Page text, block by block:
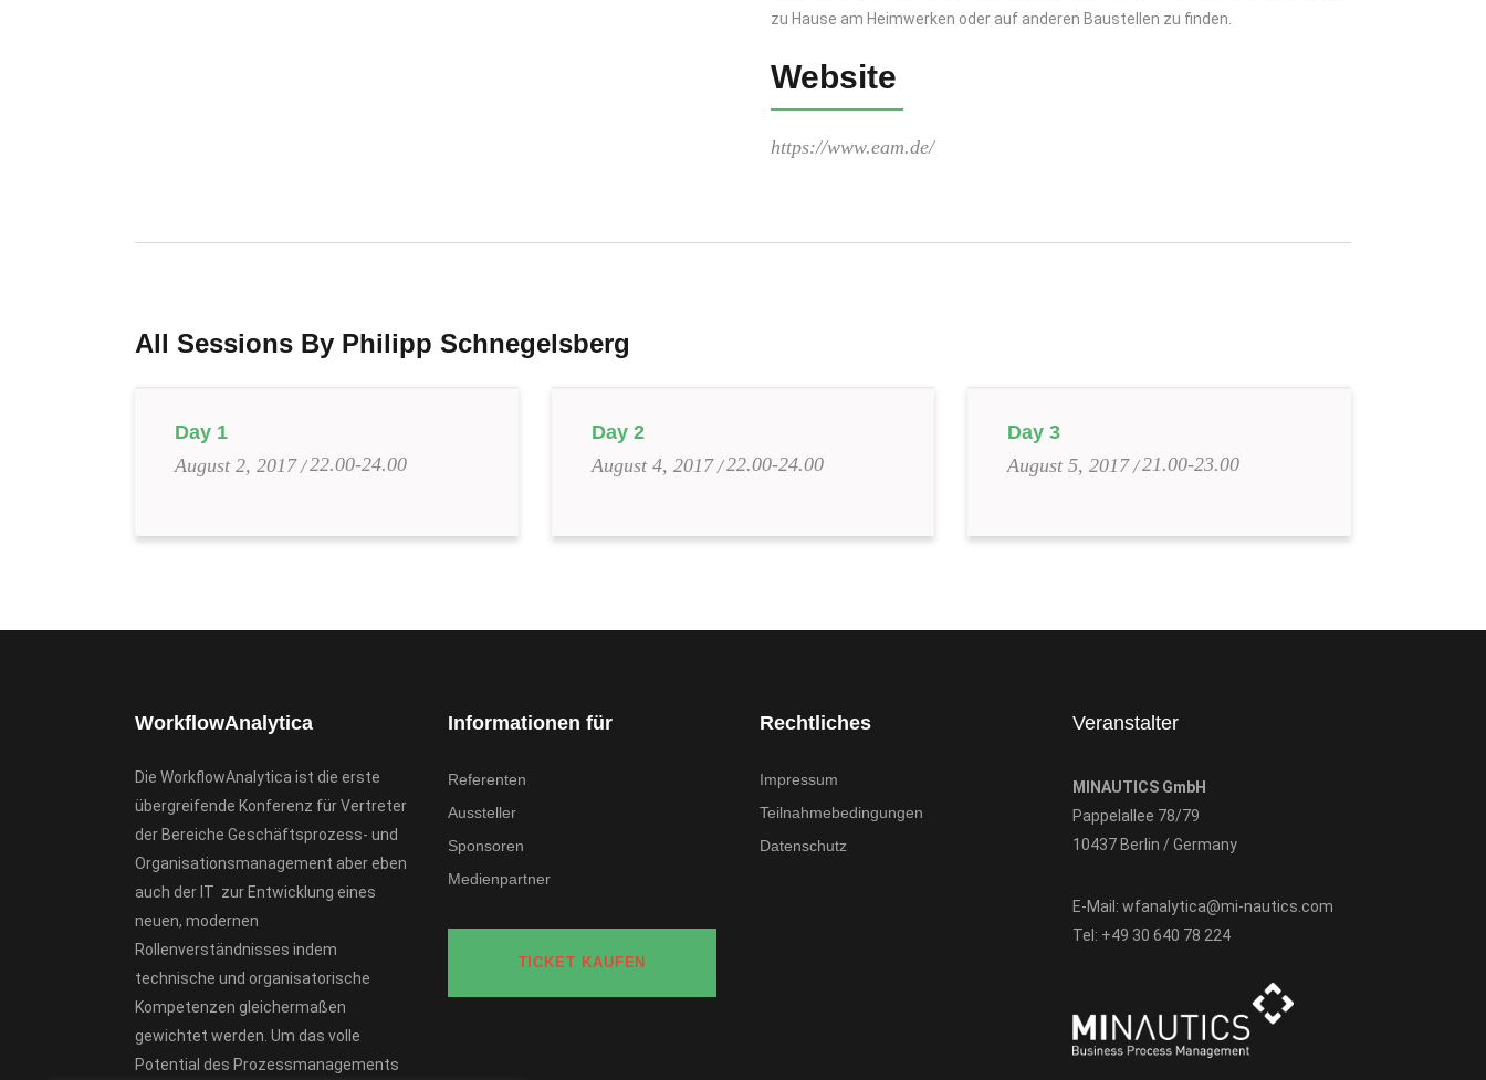
zu Hause am Heimwerken oder auf anderen Baustellen zu finden.
Website
https://www.eam.de/
All Sessions By Philipp Schnegelsberg
Day 1
August 2, 2017 22.00-24.00
Day 2
August 4, 2017
22.00-24.00
Day 3
August 5, 2017 21.00-23.00
WorkflowAnalytica
Die WorkflowAnalytica ist die erste
übergreifende Konferenz für Vertreter
der Bereiche Geschäftsprozess- und
Organisationsmanagement aber eben
auch der IT zur Entwicklung eines
neuen, modernen
Rollenverständnisses indem
technische und organisatorische
Kompetenzen gleichermaßen
gewichtet werden. Um das volle
Potential des Prozessmanagements
Informationen für
Referenten
Aussteller
Sponsoren
Medienpartner
TICKET KAUFEN
Rechtliches
Impressum
Teilnahmebedingungen
Datenschutz
Veranstalter
MINAUTICS GmbH
Pappelallee 78/79
10437 Berlin / Germany
E-Mail: wfanalytica@mi-nautics.com
Tel: +49 30 640 78 224